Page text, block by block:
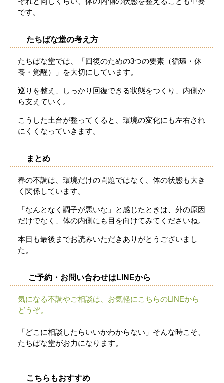
です。
たちばな堂の考え方
たちばな堂では、「回復のための3つの要素（循環・休
養・覚醒）」を大切にしています。
巡りを整え、しっかり回復できる状態をつくり、内側か
ら支えていく。
こうした土台が整ってくると、環境の変化にも左右され
にくくなっていきます。
まとめ
春の不調は、環境だけの問題ではなく、体の状態も大き
く関係しています。
「なんとなく調子が悪いな」と感じたときは、外の原因
だけでなく、体の内側にも目を向けてみてくださいね。
本日も最後までお読みいただきありがとうございまし
た。
ご予約・お問い合わせはLINEから
気になる不調やご相談は、お気軽にこちらのLINEから
どうぞ。
「どこに相談したらいいかわからない」そんな時こそ、
たちばな堂がお力になります。
こちらもおすすめ